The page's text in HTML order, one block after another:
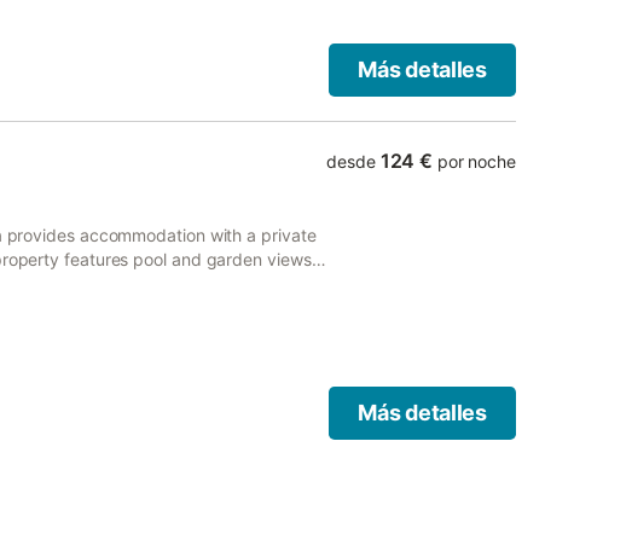
Más detalles
provides accommodation with a private
features pool and garden views,
Cathedral.
desde 124 € por noche
Más detalles